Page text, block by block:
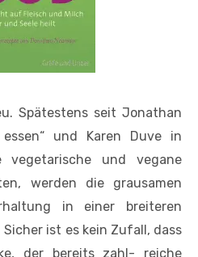
Spätestens seit Jonathan
und Karen Duve in
vegetarische und vegane
werden die grausamen
in einer breiteren
ist es kein Zufall, dass
der bereits zahl- reiche